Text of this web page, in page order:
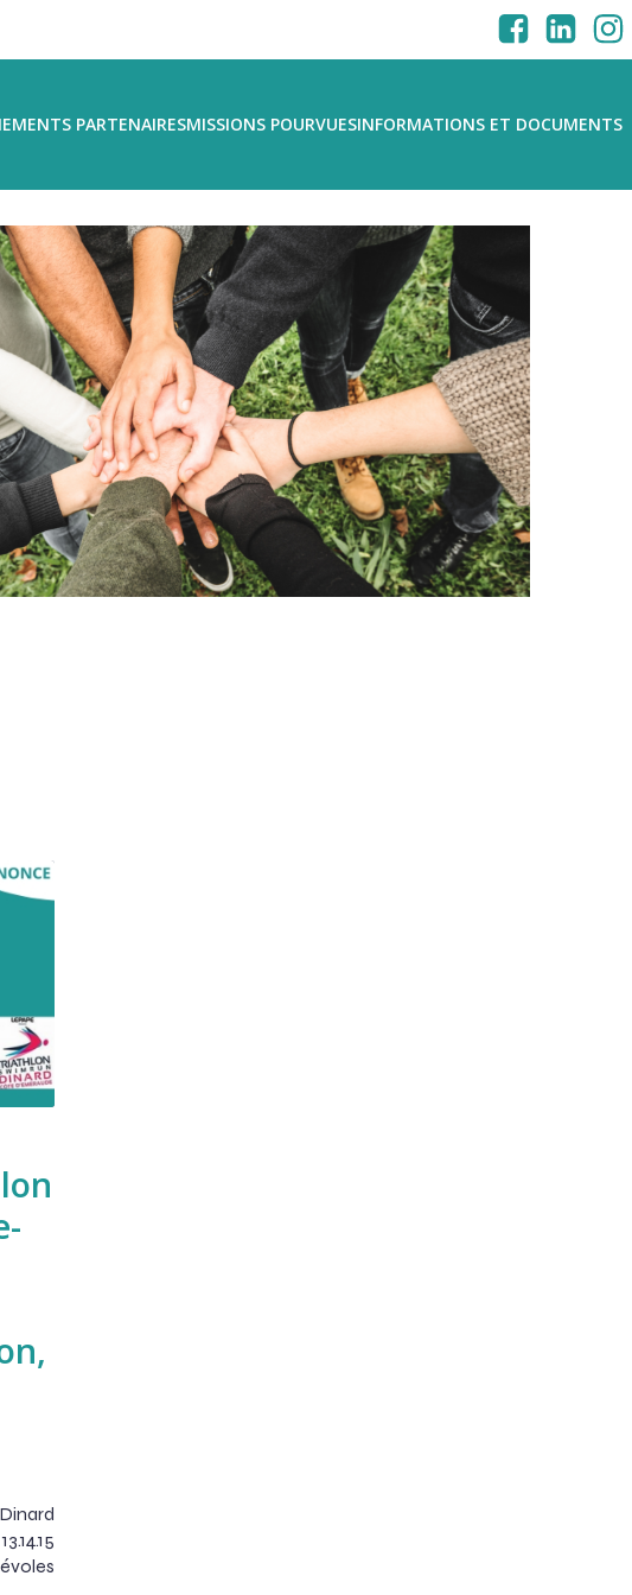
PARTENAIRESMISSIONS POURVUESINFORMATIONS ET DOCUMENTS